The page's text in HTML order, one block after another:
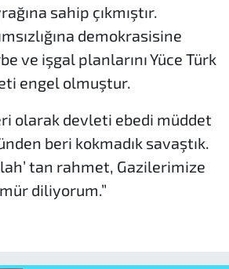
sahip çıkmıştır.
demokrasisine
ve işgal planlarını Yüce Türk
engel olmuştur.
olarak devleti ebedi müddet
beri kokmadık savaştık.
tan rahmet, Gazilerimize
diliyorum.”